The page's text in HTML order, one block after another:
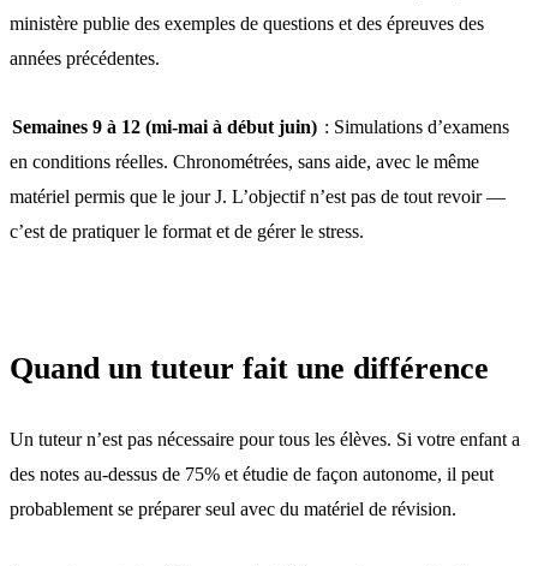
ministère publie des exemples de questions et des épreuves des
années précédentes.
Semaines 9 à 12 (mi-mai à début juin) : Simulations d’examens
en conditions réelles. Chronométrées, sans aide, avec le même
matériel permis que le jour J. L’objectif n’est pas de tout revoir —
c’est de pratiquer le format et de gérer le stress.
Quand un tuteur fait une différence
Un tuteur n’est pas nécessaire pour tous les élèves. Si votre enfant a
des notes au-dessus de 75% et étudie de façon autonome, il peut
probablement se préparer seul avec du matériel de révision.